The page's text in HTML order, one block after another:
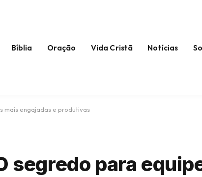
Bíblia Oração Vida Cristã Notícias
mais engajadas e produtivas
segredo para